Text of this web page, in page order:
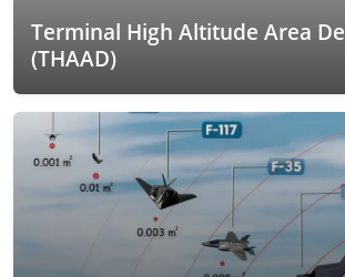
Terminal High Altitude Area
(THAAD)